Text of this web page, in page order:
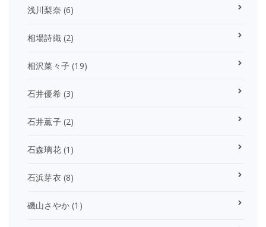
浅川梨奈 (6)
相場詩織(2)
相沢菜々子 (19)
石井優希(3)
石井薫子(2)
石森璃花(1)
石浜芽衣 (8)
磯山さやか (1)